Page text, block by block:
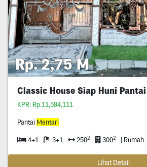
Rp. 2,75 M
Classic House Siap Huni Pantai
KPR: Rp.11,594,111
Pantai Mentari
4+1 3+1 2502 3002 | Rumah
Lihat Detail